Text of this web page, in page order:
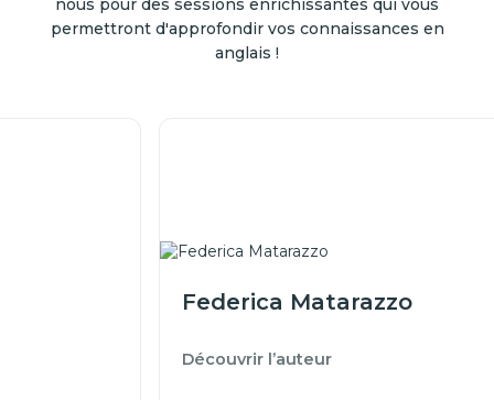
nous pour des sessions enrichissantes qui vous
permettront d'approfondir vos connaissances en
anglais !
Federica Matarazzo
Découvrir l’auteur